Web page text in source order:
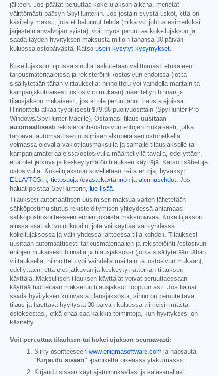
jälkeen. Jos päätät peruuttaa kokeilujakson aikana, menetät
välittömästi pääsyn SpyHunteriin. Jos jostain syystä uskot, että on
käsitelty maksu, jota et halunnut tehdä (mikä voi johtua esimerkiksi
järjestelmänvalvojan syistä), voit myös peruuttaa kokeilujakson ja
saada täyden hyvityksen maksusta milloin tahansa 30 päivän
kuluessa ostopäivästä. Katso usein kysytyt kysymykset
Kokeilujakson lopussa sinulta laskutetaan välittömästi etukäteen
tarjousmateriaaleissa ja rekisteröinti-/ostosivun ehdoissa (jotka
sisällytetään tähän viittauksella; hinnoittelu voi vaihdella maittain tai
kampanjakohtaisesti ostosivun mukaan) määritellyn hinnan ja
tilausjakson mukaisesti, jos et ole peruuttanut tilausta ajoissa.
Hinnoittelu alkaa tyypillisesti $79.98 puolivuosittain (SpyHunter Pro
Windows/SpyHunter Macille). Ostamasi tilaus uusitaan
automaattisesti rekisteröinti-/ostosivun ehtojen mukaisesti, jotka
tarjoavat automaattisen uusimisen alkuperäisen ostohetkellä
voimassa olevalla vakiotilausmaksulla ja samalle tilausjaksolle tai
kampanjamateriaaleissa/ostosivulla määritellyllä tavalla, edellyttäen,
että olet jatkuva ja keskeytymätön tilauksen käyttäjä. Katso lisätietoja
ostosivulta. Kokeilujaksoon sovelletaan näitä ehtoja, hyväksyt
EULA/TOS:n tietosuoja-/evästekäytännön ja alennusehdot . Jos
haluat poistaa SpyHunterin,
lue lisää
Tilauksesi automaattisen uusimisen maksua varten lähetetään
sähköpostimuistutus rekisteröitymisen yhteydessä antamaasi
sähköpostiosoitteeseen ennen jokaista maksupäivää. Kokeilujakson
alussa saat aktivointikoodin, jota voi käyttää vain yhdessä
kokeilujaksossa ja vain yhdessä laitteessa tiliä kohden. Tilauksesi
uusitaan automaattisesti tarjousmateriaalien ja rekisteröinti-/ostosivun
ehtojen mukaisesti hinnalla ja tilausjaksoksi (jotka sisällytetään tähän
viittauksella; hinnoittelu voi vaihdella maittain tai ostosivun mukaan),
edellyttäen, että olet jatkuvan ja keskeytymättömän tilauksen
käyttäjä. Maksullisen tilauksen käyttäjät voivat peruuttaessaan
käyttää tuotteitaan maksetun tilausjakson loppuun asti. Jos haluat
saada hyvityksen kuluvasta tilausjaksosta, sinun on peruutettava
tilaus ja haettava hyvitystä 30 päivän kuluessa viimeisimmästä
ostoksestasi, etkä enää saa kaikkia toimintoja, kun hyvityksesi on
käsitelty.
Voit peruuttaa tilauksen tai kokeilujakson seuraavasti:
Siirry osoitteeseen www.enigmasoftware.com ja napsauta
"Kirjaudu sisään" -painiketta oikeassa yläkulmassa.
Kirjaudu sisään käyttäjätunnuksellasi ja salasanallasi.